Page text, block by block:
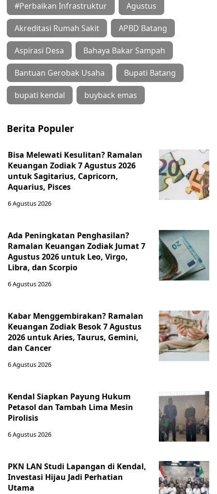
#Perbaikan Infrastruktur Agustus
Akreditasi Rumah Sakit APBD Batang
Aspirasi Desa Bahaya Bakar Sampah
Bantuan Gerobak Usaha Bupati Batang
bupati kendal buyback emas
Berita Populer
Bisa Melewati Kesulitan? Ramalan
Keuangan Zodiak 7 Agustus 2026
untuk Sagitarius, Capricorn,
Aquarius, Pisces
6 Agustus 2026
Ada Peningkatan Penghasilan?
Ramalan Keuangan Zodiak Jumat 7
Agustus 2026 untuk Leo, Virgo,
Libra, dan Scorpio
6 Agustus 2026
Kabar Menggembirakan? Ramalan
Keuangan Zodiak Besok 7 Agustus
2026 untuk Aries, Taurus, Gemini,
dan Cancer
6 Agustus 2026
Kendal Siapkan Payung Hukum
Petasol dan Tambah Lima Mesin
Pirolisis
6 Agustus 2026
PKN LAN Studi Lapangan di Kendal,
Investasi Hijau Jadi Perhatian
Utama